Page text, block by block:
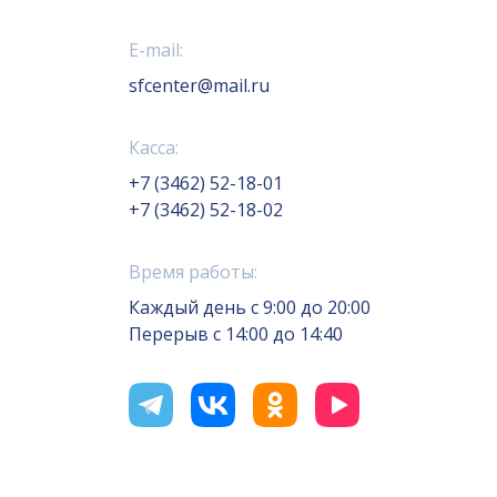
E-mail:
sfcenter@mail.ru
Касса:
+7 (3462) 52-18-01
+7 (3462) 52-18-02
Время работы:
Каждый день с 9:00 до 20:00
Перерыв с 14:00 до 14:40